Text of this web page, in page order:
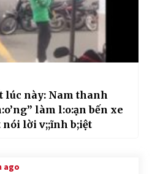
lúc này: Nam thanh
làm l:o:ạn bến xe
nói lời v;;ĩnh b;iệt
ago